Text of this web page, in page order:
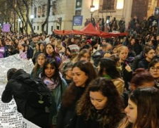
que se pierde río
el bajo delta
a isleños,
y vecinos que
un territorio en disputa.